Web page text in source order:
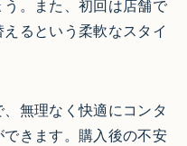
。また、初回は店舗で
るという柔軟なスタイ
無理なく快適にコンタ
きます。購入後の不安